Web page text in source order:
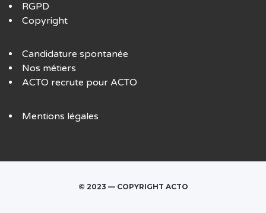
RGPD
Copyright
Candidature spontanée
Nos métiers
ACTO recrute pour ACTO
Mentions légales
© 2023 — COPYRIGHT ACTO